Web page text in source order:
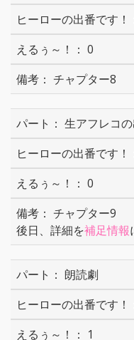
0
チャプター8
生アフレコ
0
チャプター9
後日、詳細を補足情報
朗読劇
1